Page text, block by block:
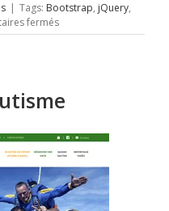
| Tags: Bootstrap, jQuery,
ferméssur
Bijoux